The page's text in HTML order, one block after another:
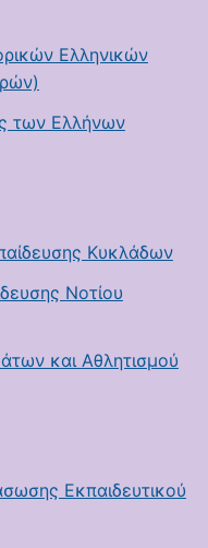
Ελληνικών
των Ελλήνων
Κυκλάδων
Νοτίου
και Αθλητισμού
Εκπαιδευτικού